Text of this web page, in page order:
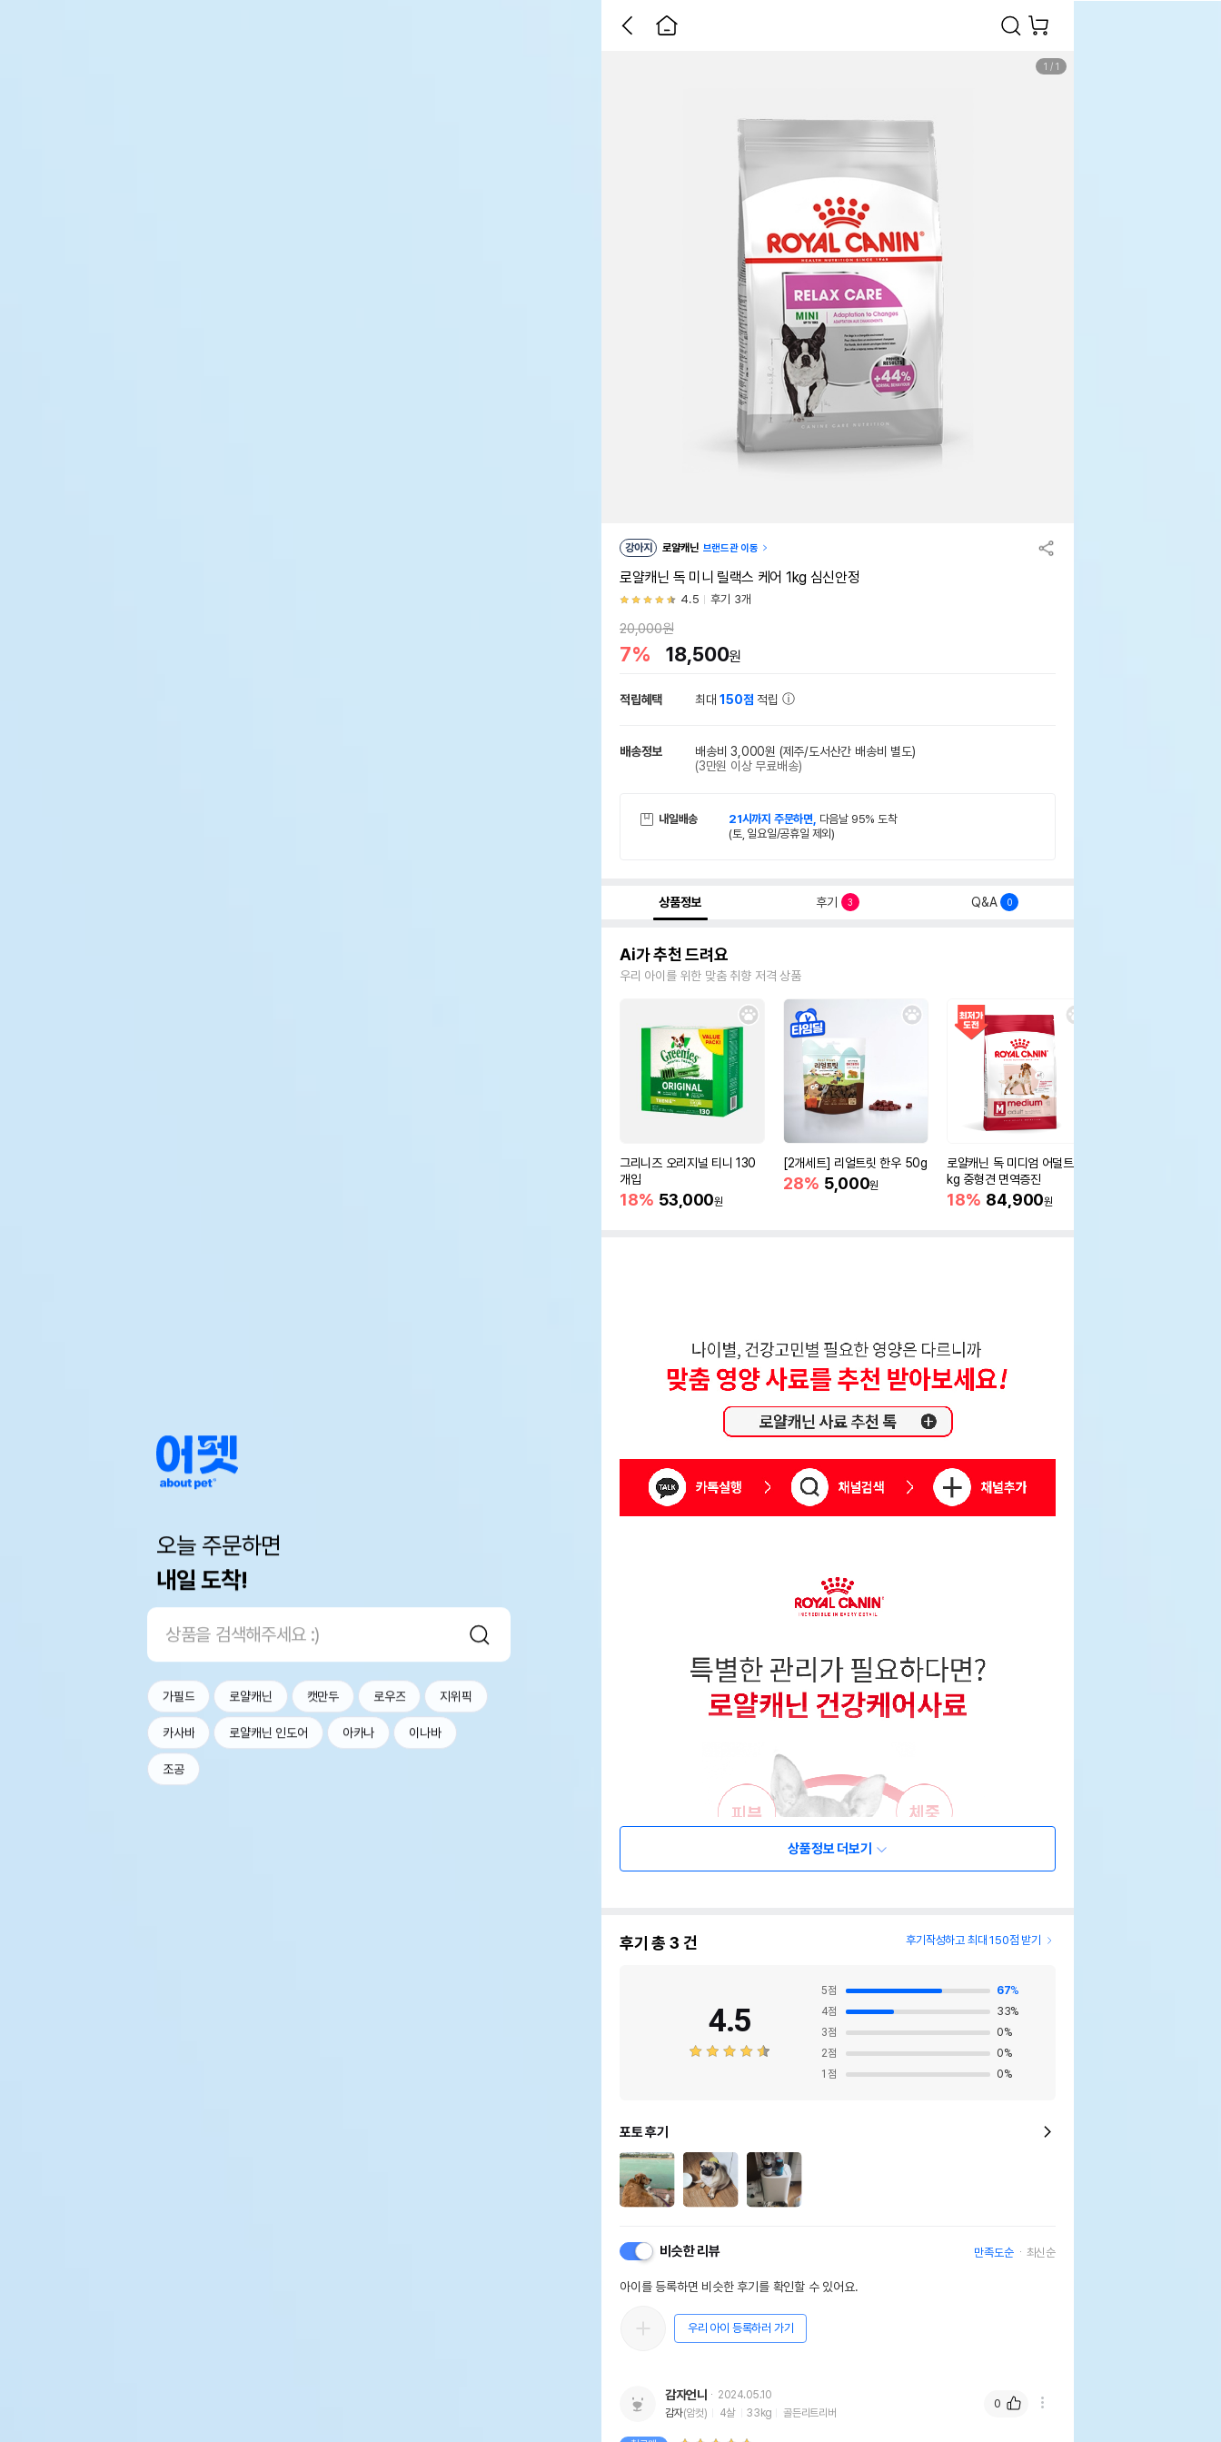
오늘 주문하면
내일 도착!
가필드 로얄캐닌 캣만두 로우즈 지위픽
카사바 로얄캐닌 인도어 아카나 이나바
조공
1 / 1
강아지 로얄캐닌 브랜드관 이동
로얄캐닌 독 미니 릴랙스 케어 1kg 심신안정
4.5 후기 3개
20,000원
7% 18,500원
적립혜택 최대150점 적립
배송정보 배송비 3,000원 (제주/도서산간 배송비 별도)
(3만원 이상 무료배송)
내일배송 21시까지 주문하면, 다음날 95% 도착
(토, 일요일/공휴일 제외)
상품정보 후기 3 Q&A 0
Ai가 추천 드려요
우리 아이를 위한 맞춤 취향 저격 상품
그리니즈 오리지널 티니 130
개입
18% 53,000원
[2개세트] 리얼트릿 한우 50g
28% 5,000원
로얄캐닌 독 미디엄 어덜트 10
kg 중형견 면역증진
18% 84,900원
상품정보 더보기
후기 총 3 건 후기작성하고 최대 150점 받기
4.5
5점 67%
4점 33%
3점 0%
2점 0%
1 점 0%
포토 후기
비슷한 리뷰 만족도순 최신순
아이를 등록하면 비슷한 후기를 확인할 수 있어요.
우리 아이 등록하러 가기
감자언니
2024.05.10
감자(암컷) 4살 33kg 골든리트리버
0